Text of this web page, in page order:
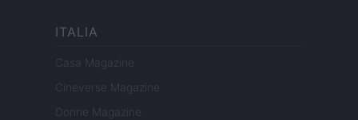
ITALIA
Casa Magazine
Cineverse Magazine
Donne Magazine